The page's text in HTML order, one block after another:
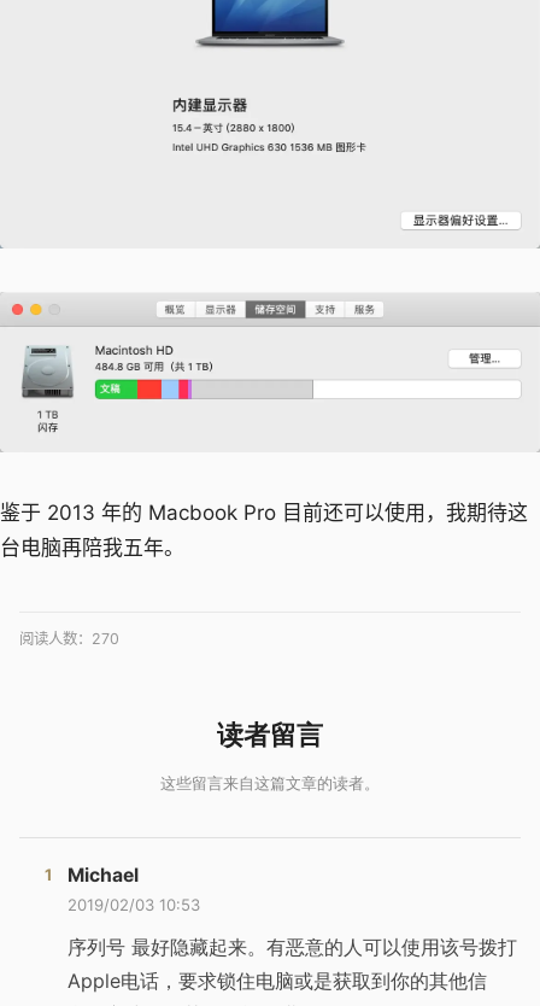
鉴于 2013 年的 Macbook Pro 目前还可以使用，我期待这
台电脑再陪我五年。
阅读人数： 270
Michael
2019/02/03 10:53
序列号 最好隐藏起来。有恶意的人可以使用该号拨打
Apple电话，要求锁住电脑或是获取到你的其他信